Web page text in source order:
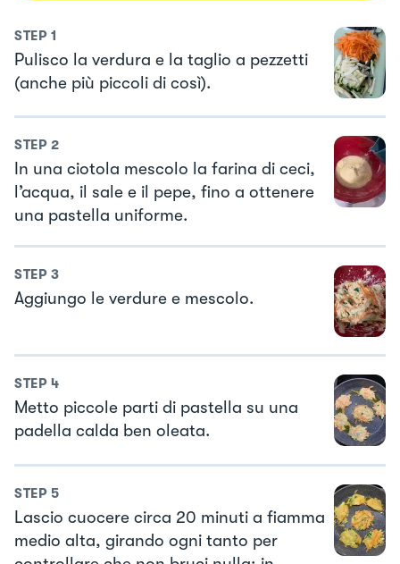
STEP 1
Pulisco la verdura e la taglio a pezzetti
(anche più piccoli di così).
STEP 2
In una ciotola mescolo la farina di ceci,
l’acqua, il sale e il pepe, fino a ottenere
una pastella uniforme.
STEP 3
Aggiungo le verdure e mescolo.
STEP 4
Metto piccole parti di pastella su una
padella calda ben oleata.
STEP 5
Lascio cuocere circa 20 minuti a fiamma
medio alta, girando ogni tanto per